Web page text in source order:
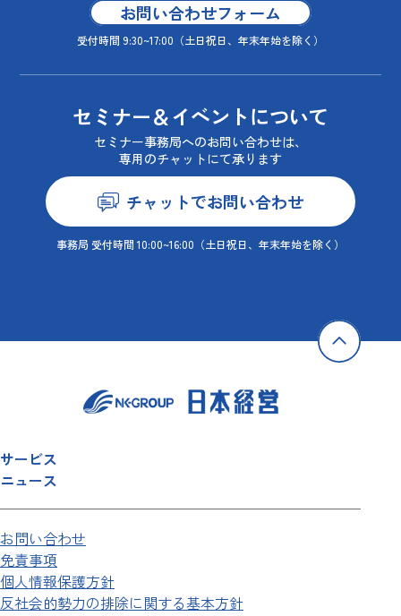
お問い合わせフォーム
受付時間 9:30~17:00 （土日祝日、年末年始を除く）
セミナー＆イベントについて
セミナー事務局へのお問い合わせは、
専用のチャットにて承ります
チャットでお問い合わせ
事務局 受付時間 10:00~16:00 （土日祝日、年末年始を除く）
サービス
ニュース
お問い合わせ
免責事項
個人情報保護方針
反社会的勢力の排除に関する基本方針